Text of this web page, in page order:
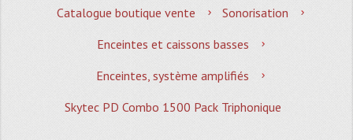
MAGASIN
Quoi De Neuf?
Promotions
Plan Acces, Horaires.
Catalogue boutique vente
Sonorisation
Enceintes et caissons basses
Enceintes, système amplifiés
Skytec PD Combo 1500 Pack Triphonique